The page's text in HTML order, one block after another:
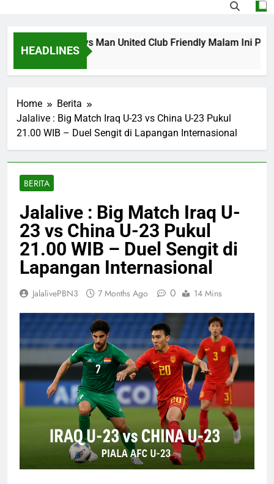
HEADLINES
PSG vs Man United Club Friendly Malam Ini Pukul
Home
Berita
Jalalive : Big Match Iraq U-23 vs China U-23 Pukul
21.00 WIB – Duel Sengit di Lapangan Internasional
BERITA
Jalalive : Big Match Iraq U-
23 vs China U-23 Pukul
21.00 WIB – Duel Sengit di
Lapangan Internasional
JalalivePBN3 7 Months Ago 0 14 Mins